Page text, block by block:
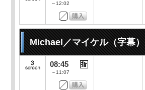
～12:02
Michael／マイケル（字幕）
08:45
～11:07